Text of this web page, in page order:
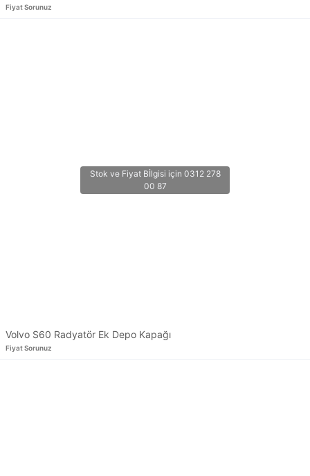
Fiyat Sorunuz
Volvo S60 Radyatör Ek Depo Kapağı
Fiyat Sorunuz